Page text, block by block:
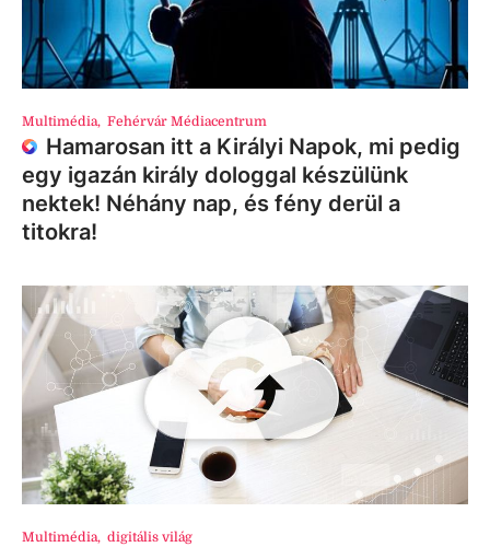
Multimédia, Fehérvár Médiacentrum
Hamarosan itt a Királyi Napok, mi pedig
egy igazán király dologgal készülünk
nektek! Néhány nap, és fény derül a
titokra!
Multimédia, digitális világ